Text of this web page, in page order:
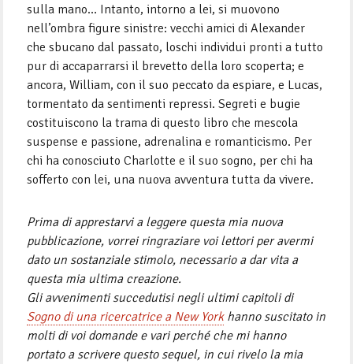
sulla mano… Intanto, intorno a lei, si muovono
nell’ombra figure sinistre: vecchi amici di Alexander
che sbucano dal passato, loschi individui pronti a tutto
pur di accaparrarsi il brevetto della loro scoperta; e
ancora, William, con il suo peccato da espiare, e Lucas,
tormentato da sentimenti repressi. Segreti e bugie
costituiscono la trama di questo libro che mescola
suspense e passione, adrenalina e romanticismo. Per
chi ha conosciuto Charlotte e il suo sogno, per chi ha
sofferto con lei, una nuova avventura tutta da vivere.
Prima di apprestarvi a leggere questa mia nuova
pubblicazione, vorrei ringraziare voi lettori per avermi
dato un sostanziale stimolo, necessario a dar vita a
questa mia ultima creazione.
Gli avvenimenti succedutisi negli ultimi capitoli di
Sogno di una ricercatrice a New Yorkhanno suscitato in
molti di voi domande e vari perché che mi hanno
portato a scrivere questo sequel, in cui rivelo la mia